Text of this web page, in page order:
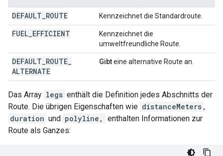
DEFAULT ROUTE Kennzeichnet die Standardroute.
FUEL EFFICIENT
Kennzeichnet die
umweltfreundliche Route.
DEFAULT ROUTE
ALTERNATE
Gibteine alternative Route an.
Das Array legs enthält die Definition jedes Abschnitts der
Route. Die übrigen Eigenschaften wie distanceMeters ,
duration und polyline,
enthalten Informationen zur
Route als Ganzes: